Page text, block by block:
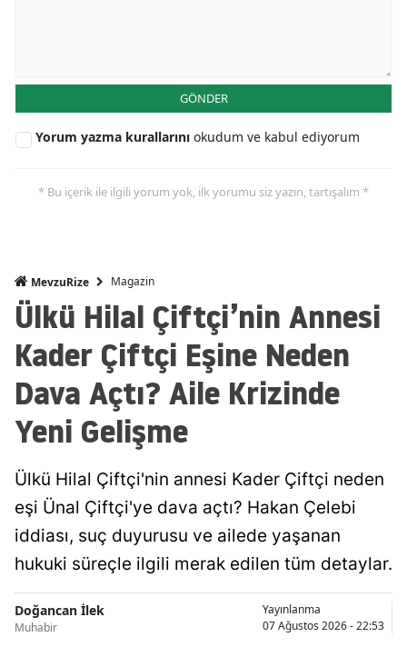
GÖNDER
Yorum yazma kurallarını okudum ve kabul ediyorum
* Bu içerik ile ilgili yorum yok, ilk yorumu siz yazın, tartışalım *
MevzuRize Magazin
Ülkü Hilal Çiftçi’nin Annesi
Kader Çiftçi Eşine Neden
Dava Açtı? Aile Krizinde
Yeni Gelişme
Ülkü Hilal Çiftçi'nin annesi Kader Çiftçi neden
eşi Ünal Çiftçi'ye dava açtı? Hakan Çelebi
iddiası, suç duyurusu ve ailede yaşanan
hukuki süreçle ilgili merak edilen tüm detaylar.
Doğancan İlek
Muhabir
Yayınlanma
07 Ağustos 2026 - 22:53